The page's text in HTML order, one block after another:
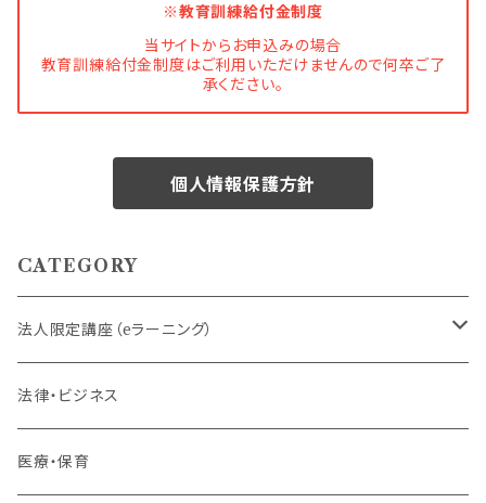
※教育訓練給付金制度
当サイトからお申込みの場合
教育訓練給付金制度はご利用いただけませんので何卒ご了
承ください。
個人情報保護方針
CATEGORY
法人限定講座（eラーニング）
内定者・新入社員
若手社員・中堅社員
法律・ビジネス
医療・保育